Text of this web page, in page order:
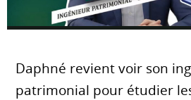
Daphné revient voir son
patrimonial pour étudier